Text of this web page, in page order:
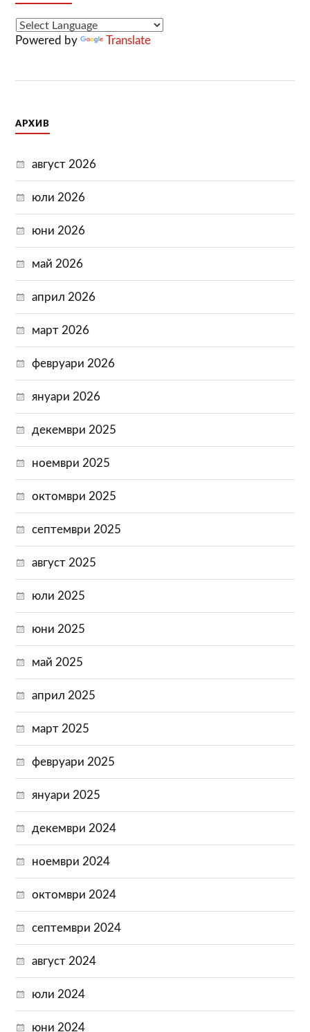
Powered by Translate
АРХИВ
август 2026
юли 2026
юни 2026
май 2026
април 2026
март 2026
февруари 2026
януари 2026
декември 2025
ноември 2025
октомври 2025
септември 2025
август 2025
юли 2025
юни 2025
май 2025
април 2025
март 2025
февруари 2025
януари 2025
декември 2024
ноември 2024
октомври 2024
септември 2024
август 2024
юли 2024
юни 2024